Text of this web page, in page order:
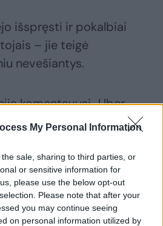
My Personal Information
sale, sharing to third parties, or
or sensitive information for
please use the below opt-out
Please note that after your
you may continue seeing
on personal information utilized by
išspręsti ir pokalbiai
– jie teigė
nevešiantys.
komentavusi „Uber
teigė, kad bendrovė teikia
o pavežėjai nėra jos
individualiai arba yra kitų